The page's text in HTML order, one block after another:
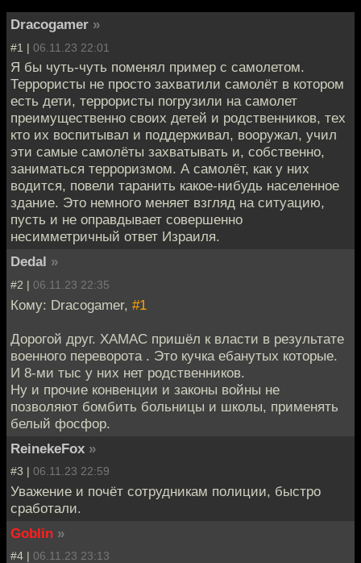
Dracogamer »
#1 | 06.11.23 22:01
Я бы чуть-чуть поменял пример с самолетом.
Террористы не просто захватили самолёт в котором
есть дети, террористы погрузили на самолет
преимущественно своих детей и родственников, тех
кто их воспитывал и поддерживал, вооружал, учил
эти самые самолёты захватывать и, собственно,
заниматься терроризмом. А самолёт, как у них
водится, повели таранить какое-нибудь населенное
здание. Это немного меняет взгляд на ситуацию,
пусть и не оправдывает совершенно
несимметричный ответ Израиля.
Dedal »
#2 | 06.11.23 22:35
Кому: Dracogamer, #1
Дорогой друг. ХАМАС пришёл к власти в результате
военного переворота . Это кучка ебанутых которые.
И 8-ми тыс у них нет родственников.
Ну и прочие конвенции и законы войны не
позволяют бомбить больницы и школы, применять
белый фосфор.
ReinekeFox »
#3 | 06.11.23 22:59
Уважение и почёт сотрудникам полиции, быстро
сработали.
Goblin »
#4 | 06.11.23 23:13